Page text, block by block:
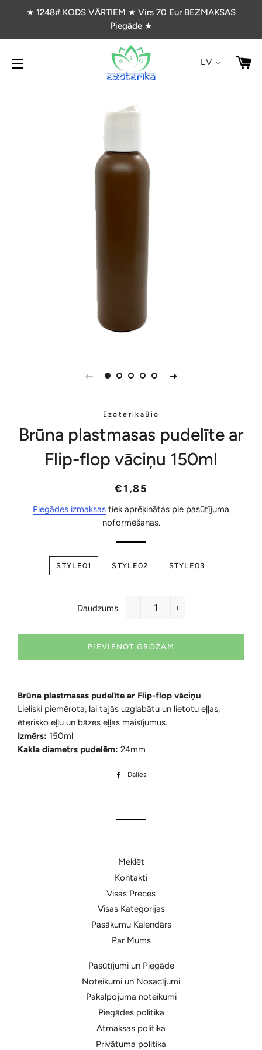
★ 1248# KODS VĀRTIEM ★ Virs 70 Eur BEZMAKSAS
Piegāde ★
VIETNES NAVIGĀCIJA
LV
EzoterikaBio
Brūna plastmasas pudelīte ar
Flip-flop vāciņu 150ml
Parastā
Akcijas
€1,85
Piegādes izmaksas tiek aprēķinātas pie pasūtījuma
noformēšanas.
STYLE01 STYLE02 STYLE03
Daudzums
PIEVIENOT GROZAM
Brūna plastmasas pudelīte ar Flip-flop vāciņu
Lieliski piemērota, lai tajās uzglabātu un lietotu eļļas,
ēterisko eļļu un bāzes eļļas maisījumus.
Izmērs: 150ml
Kakla diametrs pudelēm: 24mm
Dalies
Meklēt
Kontakti
Visas Preces
Visas Kategorijas
Pasākumu Kalendārs
Par Mums
Pasūtījumi un Piegāde
Noteikumi un Nosacījumi
Pakalpojuma noteikumi
Piegādes politika
Atmaksas politika
Privātuma politika